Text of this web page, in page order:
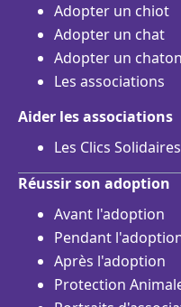
Adopter un chiot
Adopter un chat
Adopter un chaton
Les associations
Aider les associations
Les Clics Solidaires
Réussir son adoption
Avant l'adoption
Pendant
Après l'adoption
Protection